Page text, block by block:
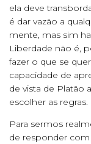
ela deve
é dar vazão a
mente, mas sim
Liberdade não é,
fazer o que se
capacidade de
de vista de Platão
escolher as regras.
Para sermos
de responder com